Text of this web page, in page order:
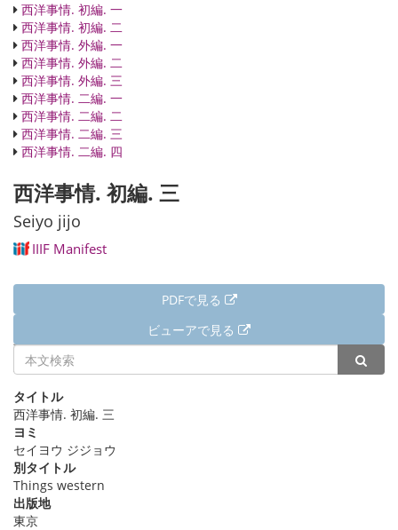
西洋事情. 初編. 一
西洋事情. 初編. 二
西洋事情. 外編. 一
西洋事情. 外編. 二
西洋事情. 外編. 三
西洋事情. 二編. 一
西洋事情. 二編. 二
西洋事情. 二編. 三
西洋事情. 二編. 四
西洋事情. 初編. 三
Seiyo jijo
IIIF Manifest
PDFで見る
ビューアで見る
詳細情報
タイトル
西洋事情. 初編. 三
ヨミ
セイヨウ ジジョウ
別タイトル
Things western
出版地
東京